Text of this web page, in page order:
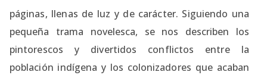
páginas, llenas de luz y de carácter. Siguiendo una
pequeña trama novelesca, se nos describen los
pintorescos y divertidos conflictos entre la
población indígena y los colonizadores que acaban